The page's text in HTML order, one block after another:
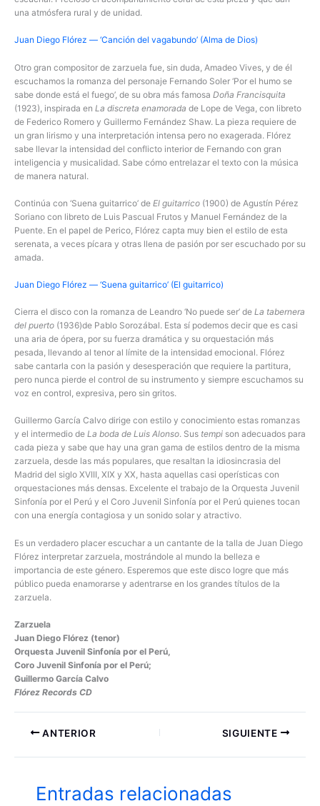
una atmósfera rural y de unidad.
Juan Diego Flórez — ‘Canción del vagabundo’ (Alma de Dios)
Otro gran compositor de zarzuela fue, sin duda, Amadeo Vives, y de él
escuchamos la romanza del personaje Fernando Soler ‘Por el humo se
sabe donde está el fuego’, de su obra más famosa Doña Francisquita
(1923), inspirada en La discreta enamorada de Lope de Vega, con libreto
de Federico Romero y Guillermo Fernández Shaw. La pieza requiere de
un gran lirismo y una interpretación intensa pero no exagerada. Flórez
sabe llevar la intensidad del conflicto interior de Fernando con gran
inteligencia y musicalidad. Sabe cómo entrelazar el texto con la música
de manera natural.
Continúa con ‘Suena guitarrico’ de El guitarrico (1900) de Agustín Pérez
Soriano con libreto de Luis Pascual Frutos y Manuel Fernández de la
Puente. En el papel de Perico, Flórez capta muy bien el estilo de esta
serenata, a veces pícara y otras llena de pasión por ser escuchado por su
amada.
Juan Diego Flórez — ‘Suena guitarrico’ (El guitarrico)
Cierra el disco con la romanza de Leandro ‘No puede ser’ de La tabernera
del puerto (1936)de Pablo Sorozábal. Esta sí podemos decir que es casi
una aria de ópera, por su fuerza dramática y su orquestación más
pesada, llevando al tenor al límite de la intensidad emocional. Flórez
sabe cantarla con la pasión y desesperación que requiere la partitura,
pero nunca pierde el control de su instrumento y siempre escuchamos su
voz en control, expresiva, pero sin gritos.
Guillermo García Calvo dirige con estilo y conocimiento estas romanzas
y el intermedio de La boda de Luis Alonso. Sus tempi son adecuados para
cada pieza y sabe que hay una gran gama de estilos dentro de la misma
zarzuela, desde las más populares, que resaltan la idiosincrasia del
Madrid del siglo XVIII, XIX y XX, hasta aquellas casi operísticas con
orquestaciones más densas. Excelente el trabajo de la Orquesta Juvenil
Sinfonía por el Perú y el Coro Juvenil Sinfonía por el Perú quienes tocan
con una energía contagiosa y un sonido solar y atractivo.
Es un verdadero placer escuchar a un cantante de la talla de Juan Diego
Flórez interpretar zarzuela, mostrándole al mundo la belleza e
importancia de este género. Esperemos que este disco logre que más
público pueda enamorarse y adentrarse en los grandes títulos de la
zarzuela.
Zarzuela
Juan Diego Flórez (tenor)
Orquesta Juvenil Sinfonía por el Perú,
Coro Juvenil Sinfonía por el Perú;
Guillermo García Calvo
Flórez Records CD
ANTERIOR SIGUIENTE
Entradas relacionadas